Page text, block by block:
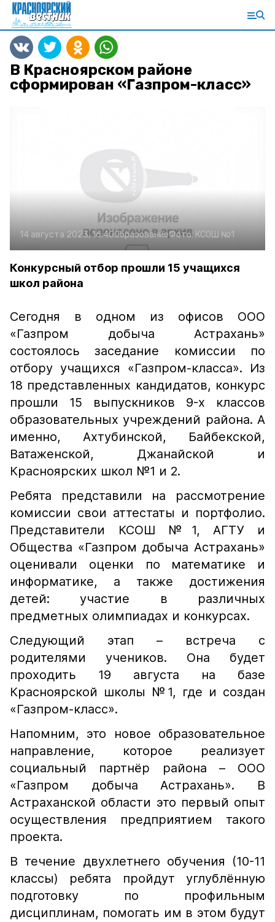
В Красноярском районе
сформирован «Газпром-класс»
14 августа 2023, 16:40ОбразованиеФото: КСОШ №1
Конкурсный отбор прошли 15 учащихся
школ района
Сегодня в одном из офисов ООО
«Газпром добыча Астрахань»
состоялось заседание комиссии по
отбору учащихся «Газпром-класса». Из
18 представленных кандидатов, конкурс
прошли 15 выпускников 9-х классов
образовательных учреждений района. А
именно, Ахтубинской, Байбекской,
Ватаженской, Джанайской и
Красноярских школ №1 и 2.
Ребята представили на рассмотрение
комиссии свои аттестаты и портфолио.
Представители КСОШ №1, АГТУ и
Общества «Газпром добыча Астрахань»
оценивали оценки по математике и
информатике, а также достижения
детей: участие в различных
предметных олимпиадах и конкурсах.
Следующий этап – встреча с
родителями учеников. Она будет
проходить 19 августа на базе
Красноярской школы №1, где и создан
«Газпром-класс».
Напомним, это новое образовательное
направление, которое реализует
социальный партнёр района – ООО
«Газпром добыча Астрахань». В
Астраханской области это первый опыт
осуществления предприятием такого
проекта.
В течение двухлетнего обучения (10-11
классы) ребята пройдут углублённую
подготовку по профильным
дисциплинам, помогать им в этом будут